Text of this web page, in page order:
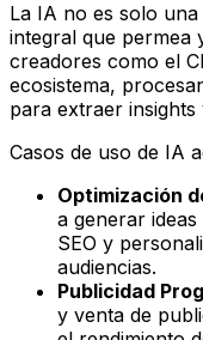
La IA no es solo
integral que permea
creadores como el
ecosistema,
para extraer insights
Casos de uso de IA
Optimización
a generar
SEO y
audiencias.
Publicidad
y venta de